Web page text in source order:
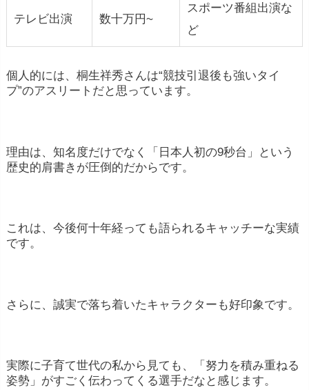
テレビ出演 数十万円~
スポーツ番組出演な
ど
個人的には、桐生祥秀さんは“競技引退後も強いタイ
プ”のアスリートだと思っています。
理由は、知名度だけでなく「日本人初の9秒台」という
歴史的肩書きが圧倒的だからです。
これは、今後何十年経っても語られるキャッチーな実績
です。
さらに、誠実で落ち着いたキャラクターも好印象です。
実際に子育て世代の私から見ても、「努力を積み重ねる
姿勢」がすごく伝わってくる選手だなと感じます。